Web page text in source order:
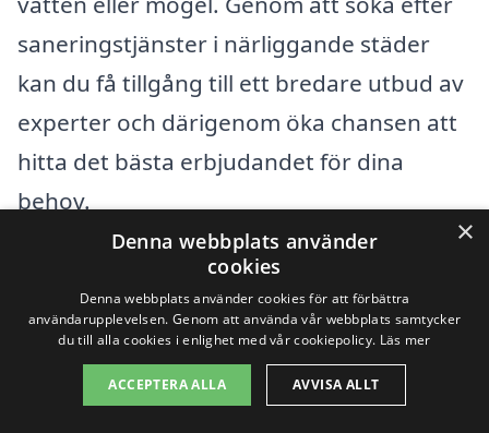
saneringstjänster i närliggande städer
kan du få tillgång till ett bredare utbud av
experter och därigenom öka chansen att
hitta det bästa erbjudandet för dina
behov.
Det finns flera städer i närheten av
Stockamöllan där du kan hitta
kvalificerade saneringsfirmor. Några av
dessa inkluderar:
×
Denna webbplats använder
cookies
Denna webbplats använder cookies för att förbättra
användarupplevelsen. Genom att använda vår webbplats samtycker
du till alla cookies i enlighet med vår cookiepolicy. Läs mer
ACCEPTERA ALLA AVVISA ALLT